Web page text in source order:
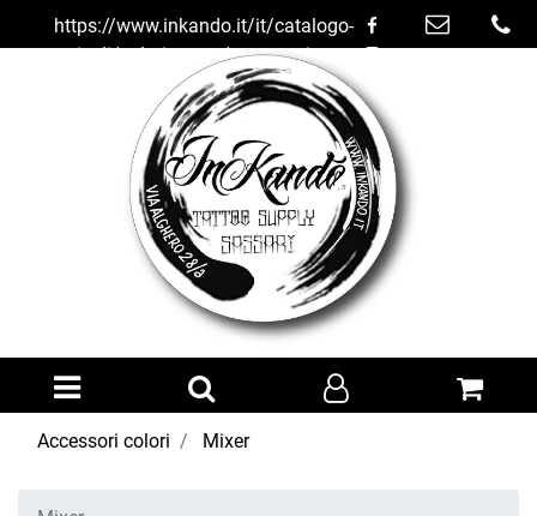
https://www.inkando.it/it/catalogo-
articoli/colori-tattoo/accessori-
Open menu
Accessori colori Mixer